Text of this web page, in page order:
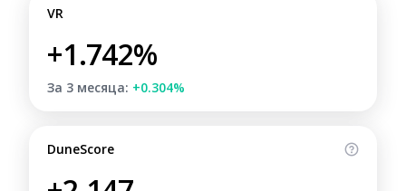
VR
+1.742%
За 3 месяца: +0.304%
DuneScore